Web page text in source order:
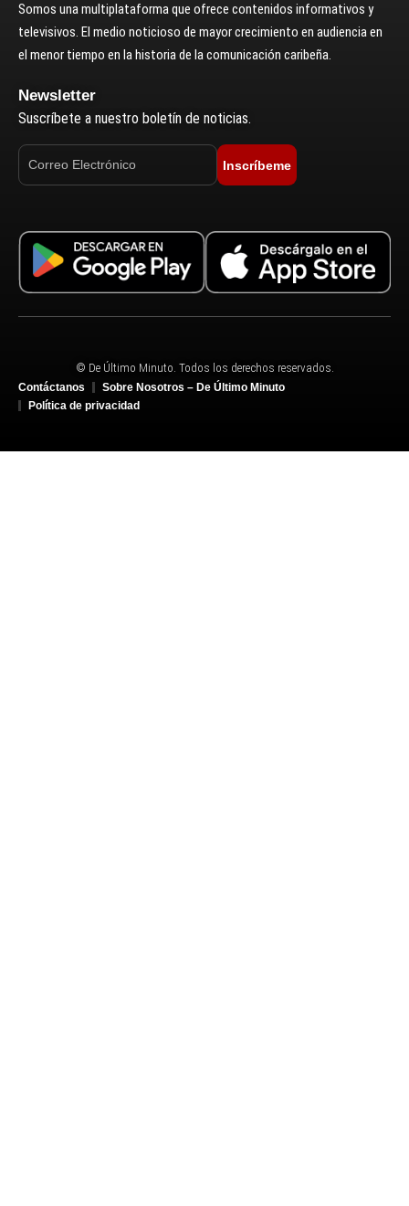
Somos una multiplataforma que ofrece contenidos informativos y
televisivos. El medio noticioso de mayor crecimiento en audiencia en
el menor tiempo en la historia de la comunicación caribeña.
Newsletter
Suscríbete a nuestro boletín de noticias.
Inscríbeme
© De Último Minuto. Todos los derechos reservados.
Contáctanos
Sobre Nosotros – De Último Minuto
Política de privacidad